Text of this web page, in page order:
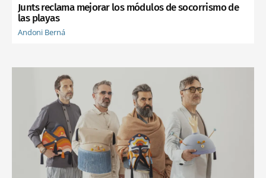
Junts reclama mejorar los módulos de socorrismo de
las playas
Andoni Berná